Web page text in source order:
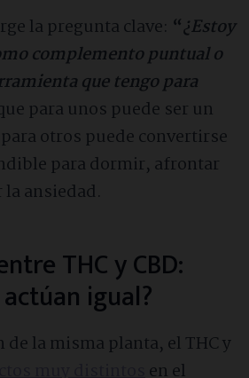
la pregunta clave: “¿Estoy
complemento puntual o
que tengo para
para unos puede ser un
otros puede convertirse
para dormir, afrontar
ansiedad.
THC y CBD:
igual?
la misma planta, el THC y
en el